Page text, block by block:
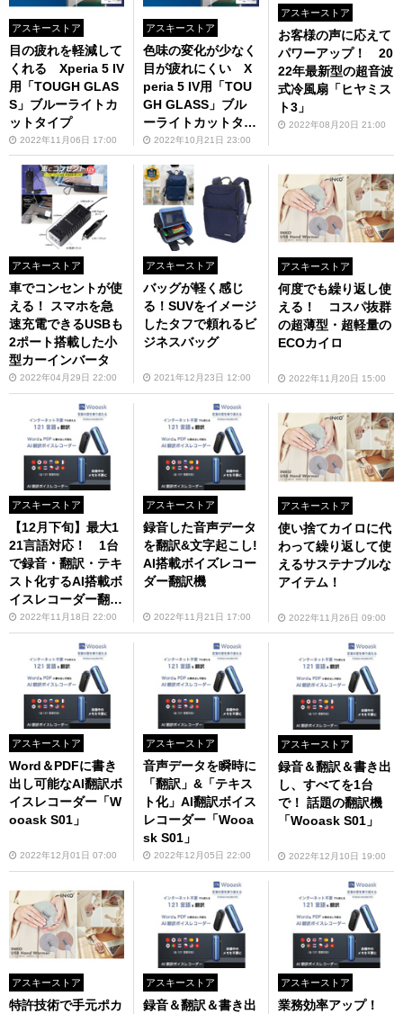
アスキーストア
目の疲れを軽減して
くれる Xperia 5 IV
用「TOUGH GLAS
S」ブルーライトカ
ットタイプ
2022年11月06日 17:00
アスキーストア
色味の変化が少なく
目が疲れにくい X
peria 5 IV用「TOU
GH GLASS」ブル
ーライトカットタイ
プ2022年10月21日 23:00
アスキーストア
お客様の声に応えて
パワーアップ！ 20
22年最新型の超音波
式冷風扇「ヒヤミス
ト3」
2022年08月20日 21:00
アスキーストア
車でコンセントが使
える！ スマホを急
速充電できるUSBも
2ポート搭載した小
型カーインバータ
2022年04月29日 22:00
アスキーストア
バッグが軽く感じ
る！SUVをイメージ
したタフで頼れるビ
ジネスバッグ
2021年12月23日 12:00
アスキーストア
何度でも繰り返し使
える！ コスパ抜群
の超薄型・超軽量の
ECOカイロ
2022年11月20日 15:00
アスキーストア
【12月下旬】最大1
21言語対応！ 1台
で録音・翻訳・テキ
スト化するAI搭載ボ
イスレコーダー翻訳
機「Wooask S01」
2022年11月18日 22:00
アスキーストア
録音した音声データ
を翻訳&文字起こし!
AI搭載ボイズレコー
ダー翻訳機
2022年11月21日 17:00
アスキーストア
使い捨てカイロに代
わって繰り返して使
えるサステナブルな
アイテム！
2022年11月26日 09:00
アスキーストア
Word＆PDFに書き
出し可能なAI翻訳ボ
イスレコーダー「W
ooask S01」
2022年12月01日 07:00
アスキーストア
音声データを瞬時に
「翻訳」&「テキス
ト化」AI翻訳ボイス
レコーダー「Wooa
sk S01」
2022年12月05日 22:00
アスキーストア
録音＆翻訳＆書き出
し、すべてを1台
で！ 話題の翻訳機
「Wooask S01」
2022年12月10日 19:00
アスキーストア
特許技術で手元ポカ
アスキーストア
録音＆翻訳＆書き出
アスキーストア
業務効率アップ！